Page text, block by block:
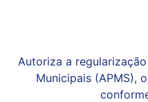
Autoriza a
Municipais (APMS),